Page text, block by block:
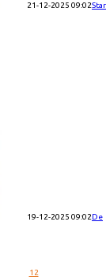
21-12-2025 09:02
19-12-2025 09:02De
12